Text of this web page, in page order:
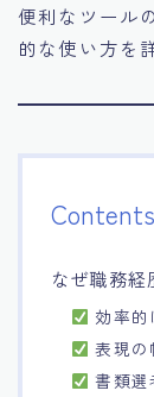
便利なツール
的な使い方を
Contents
なぜ職務経
効率的
表現の
書類選